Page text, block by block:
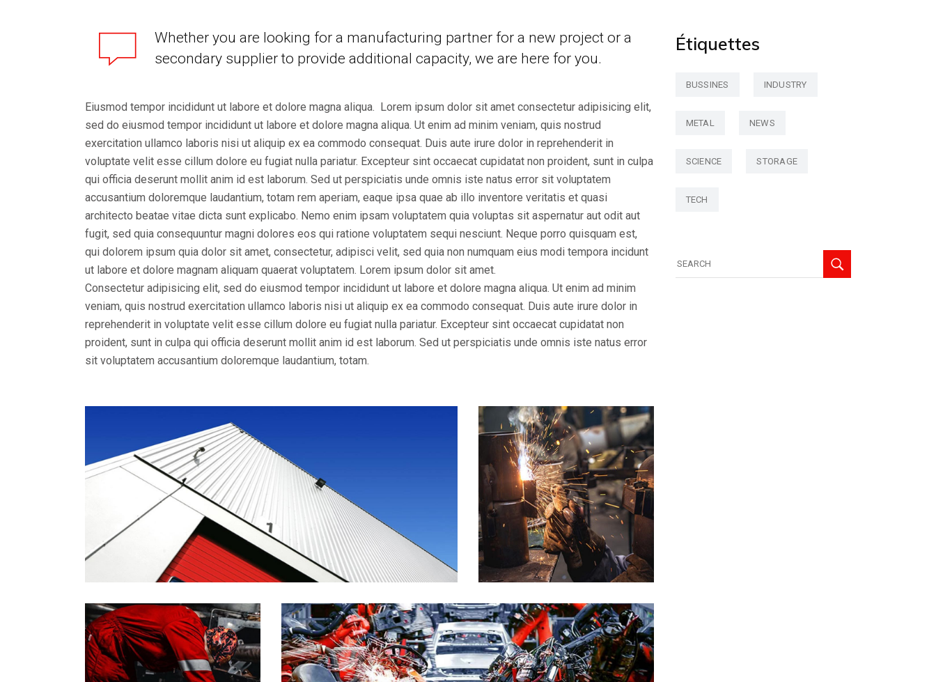
Whether you are looking for a manufacturing partner for a new project or a
secondary supplier to provide additional capacity, we are here for you.
Eiusmod tempor incididunt ut labore et dolore magna aliqua. Lorem ipsum dolor sit amet consectetur adipisicing elit,
sed do eiusmod tempor incididunt ut labore et dolore magna aliqua. Ut enim ad minim veniam, quis nostrud
exercitation ullamco laboris nisi ut aliquip ex ea commodo consequat. Duis aute irure dolor in reprehenderit in
voluptate velit esse cillum dolore eu fugiat nulla pariatur. Excepteur sint occaecat cupidatat non proident, sunt in culpa
qui officia deserunt mollit anim id est laborum. Sed ut perspiciatis unde omnis iste natus error sit voluptatem
accusantium doloremque laudantium, totam rem aperiam, eaque ipsa quae ab illo inventore veritatis et quasi
architecto beatae vitae dicta sunt explicabo. Nemo enim ipsam voluptatem quia voluptas sit aspernatur aut odit aut
fugit, sed quia consequuntur magni dolores eos qui ratione voluptatem sequi nesciunt. Neque porro quisquam est,
qui dolorem ipsum quia dolor sit amet, consectetur, adipisci velit, sed quia non numquam eius modi tempora incidunt
ut labore et dolore magnam aliquam quaerat voluptatem. Lorem ipsum dolor sit amet.
Consectetur adipisicing elit, sed do eiusmod tempor incididunt ut labore et dolore magna aliqua. Ut enim ad minim
veniam, quis nostrud exercitation ullamco laboris nisi ut aliquip ex ea commodo consequat. Duis aute irure dolor in
reprehenderit in voluptate velit esse cillum dolore eu fugiat nulla pariatur. Excepteur sint occaecat cupidatat non
proident, sunt in culpa qui officia deserunt mollit anim id est laborum. Sed ut perspiciatis unde omnis iste natus error
sit voluptatem accusantium doloremque laudantium, totam.
Étiquettes
BUSSINES INDUSTRY
METAL NEWS
SCIENCE STORAGE
TECH